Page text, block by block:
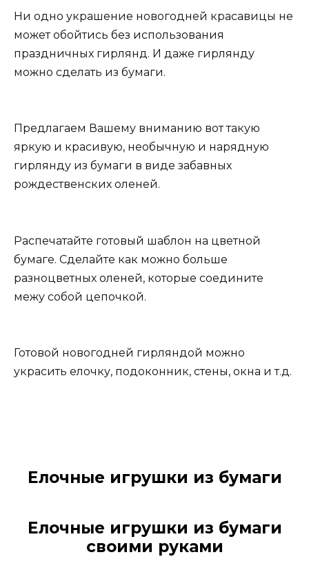
Ни одно украшение новогодней красавицы не
может обойтись без использования
праздничных гирлянд. И даже гирлянду
можно сделать из бумаги.
Предлагаем Вашему вниманию вот такую
яркую и красивую, необычную и нарядную
гирлянду из бумаги в виде забавных
рождественских оленей.
Распечатайте готовый шаблон на цветной
бумаге. Сделайте как можно больше
разноцветных оленей, которые соедините
межу собой цепочкой.
Готовой новогодней гирляндой можно
украсить елочку, подоконник, стены, окна и т.д.
Елочные игрушки из бумаги
Елочные игрушки из бумаги
своими руками